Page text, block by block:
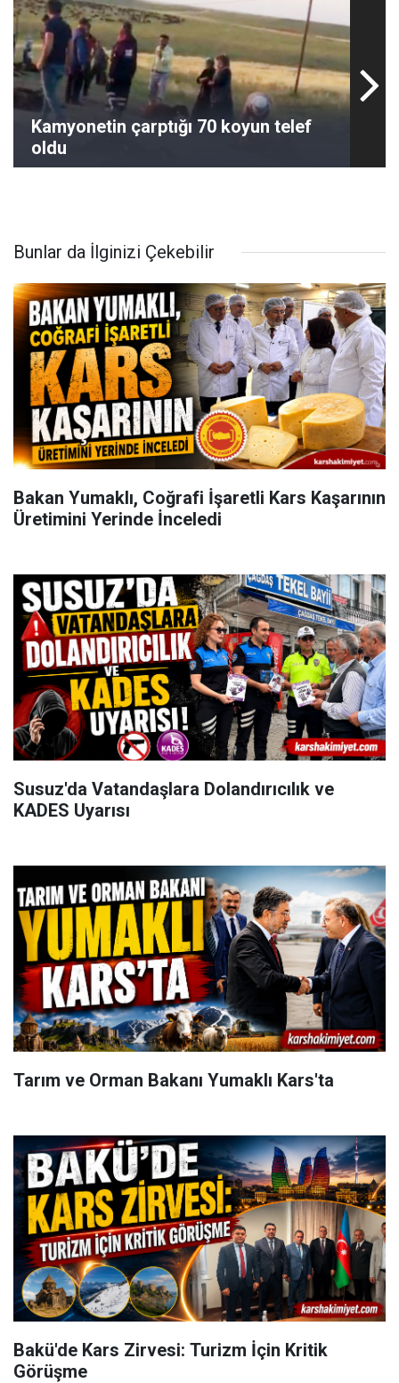
Kamyonetin çarptığı 70 koyun telef
oldu
Bunlar da İlginizi Çekebilir
Bakan Yumaklı, Coğrafi İşaretli Kars Kaşarının
Üretimini Yerinde İnceledi
Susuz'da Vatandaşlara Dolandırıcılık ve
KADES Uyarısı
Tarım ve Orman Bakanı Yumaklı Kars'ta
Bakü'de Kars Zirvesi: Turizm İçin Kritik
Görüşme